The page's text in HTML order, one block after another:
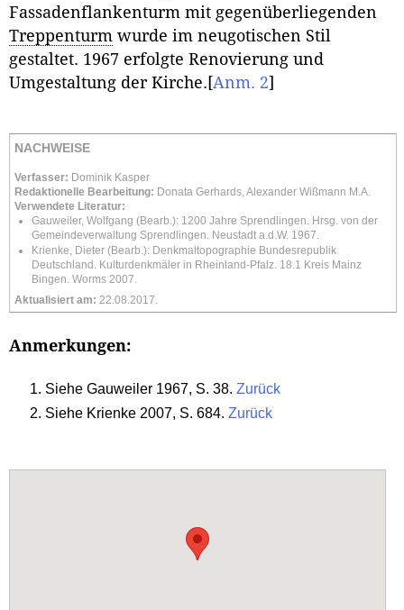
Fassadenflankenturm mit gegenüberliegenden
Treppenturm wurde im neugotischen Stil
gestaltet. 1967 erfolgte Renovierung und
Umgestaltung der Kirche. [Anm. 2]
NACHWEISE
Verfasser: Dominik Kasper
Redaktionelle Bearbeitung: Donata Gerhards, Alexander Wißmann M.A.
Verwendete Literatur:
Gauweiler, Wolfgang (Bearb.): 1200 Jahre Sprendlingen. Hrsg. von der
Gemeindeverwaltung Sprendlingen. Neustadt a.d.W. 1967.
Krienke, Dieter (Bearb.): Denkmaltopographie Bundesrepublik
Deutschland. Kulturdenkmäler in Rheinland-Pfalz. 18.1 Kreis Mainz
Bingen. Worms 2007.
Aktualisiert am: 22.08.2017.
Anmerkungen:
Siehe Gauweiler 1967, S. 38. Zurück
Siehe Krienke 2007, S. 684. Zurück